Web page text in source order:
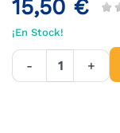
15,50 €
¡En Stock!
- +